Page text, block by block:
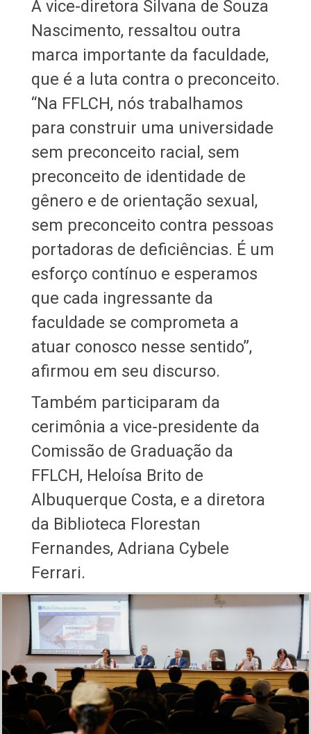
A vice-diretora Silvana de Souza
Nascimento, ressaltou outra
marca importante da faculdade,
que é a luta contra o preconceito.
“Na FFLCH, nós trabalhamos
para construir uma universidade
sem preconceito racial, sem
preconceito de identidade de
gênero e de orientação sexual,
sem preconceito contra pessoas
portadoras de deficiências. É um
esforço contínuo e esperamos
que cada ingressante da
faculdade se comprometa a
atuar conosco nesse sentido”,
afirmou em seu discurso.
Também participaram da
cerimônia a vice-presidente da
Comissão de Graduação da
FFLCH, Heloísa Brito de
Albuquerque Costa, e a diretora
da Biblioteca Florestan
Fernandes, Adriana Cybele
Ferrari.